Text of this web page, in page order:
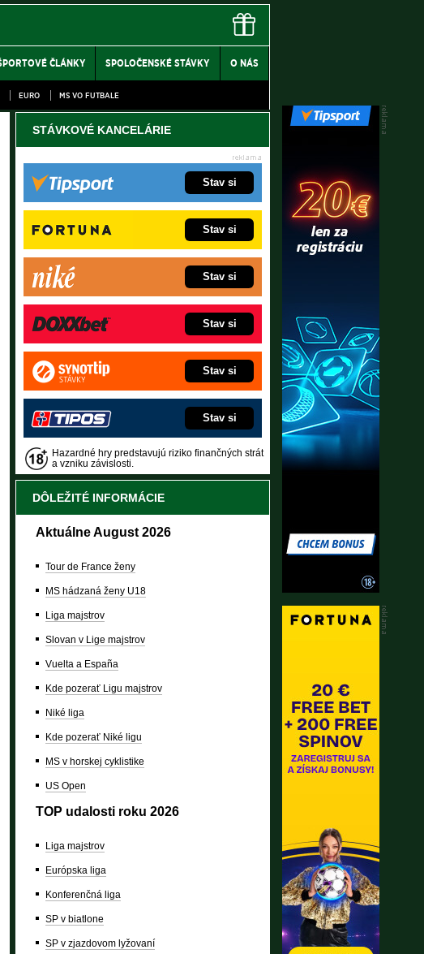
ČLÁNKY SPOLOČENSKÉ STÁVKY O NÁS
EURO MS VO FUTBALE
STÁVKOVÉ KANCELÁRIE
Stav si
Stav si
Stav si
Stav si
Stav si
Stav si
Hazardné hry predstavujú riziko finančných strát
a vzniku závislosti.
DÔLEŽITÉ INFORMÁCIE
Aktuálne August 2026
Tour de France ženy
MS hádzaná ženy U18
Liga majstrov
Slovan v Lige majstrov
Vuelta a España
Kde pozerať Ligu majstrov
Niké liga
Kde pozerať Niké ligu
MS v horskej cyklistike
US Open
TOP udalosti roku 2026
Liga majstrov
Európska liga
Konferenčná liga
SP v biatlone
SP v zjazdovom lyžovaní